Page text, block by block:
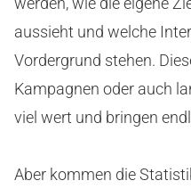
aussieht und welche
Vordergrund stehen.
Kampagnen oder auch
viel wert und bringen
Aber kommen die